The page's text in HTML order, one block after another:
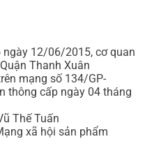
12/06/2015, cơ quan
Thanh Xuân
mạng số 134/GP-
thông cấp ngày 04 tháng
Thế Tuấn
xã hội sản phẩm